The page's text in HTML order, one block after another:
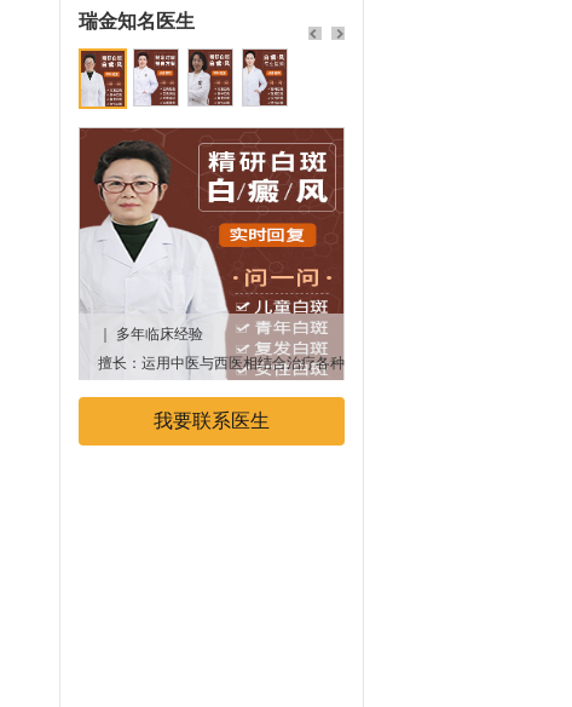
瑞金知名医生
｜ 多年临床经验
擅长：运用中医与西医相结合治疗各种
我要联系医生